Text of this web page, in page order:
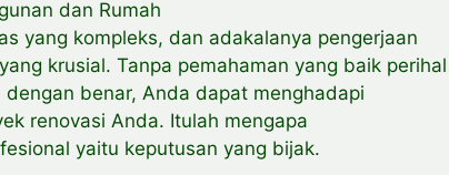
dan Rumah
yang kompleks, dan adakalanya pengerjaan
krusial. Tanpa pemahaman yang baik perihal
benar, Anda dapat menghadapi
renovasi Anda. Itulah mengapa
yaitu keputusan yang bijak.